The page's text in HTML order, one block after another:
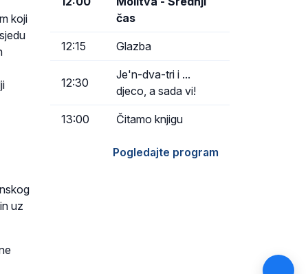
koji
uz
čas
12:15 Glazba
12:30
Je'n-dva-tri i ...
djeco, a sada vi!
13:00 Čitamo knjigu
Pogledajte program